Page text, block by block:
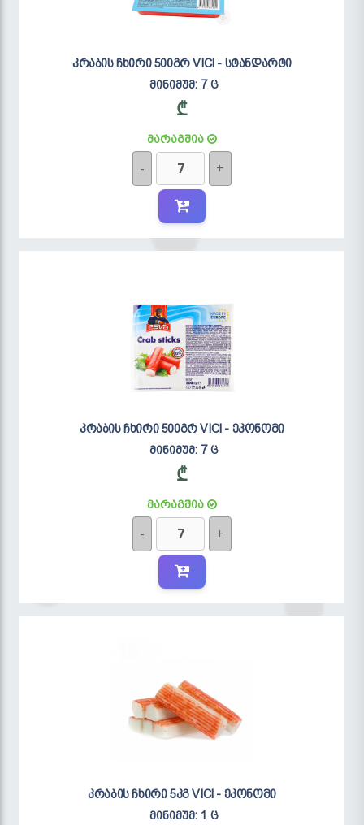
კრაბის ჩხირი 500გრ VICI - სტანდარტი
მინიმუმ: 7 ც
₾
მარაგშია
- +
კრაბის ჩხირი 500გრ VICI - ეკონომი
მინიმუმ: 7 ც
₾
მარაგშია
- +
კრაბის ჩხირი 5კგ VICI - ეკონომი
მინიმუმ: 1 ც